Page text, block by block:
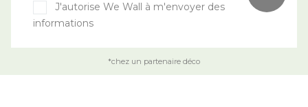
J'autorise We Wall à m'envoyer des
informations
*chez un partenaire déco